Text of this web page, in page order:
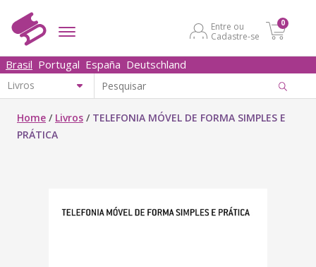
Entre ou
Cadastre-se
0
Brasil Portugal España Deutschland
Home / Livros / TELEFONIA MÓVEL DE FORMA SIMPLES E
PRÁTICA